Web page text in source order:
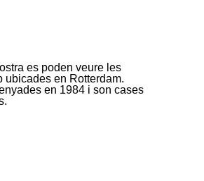
es poden veure les
ubicades en Rotterdam.
en 1984 i son cases